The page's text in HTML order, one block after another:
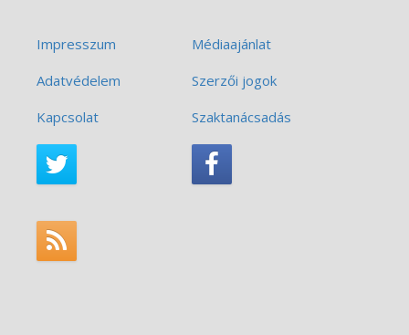
Impresszum
Médiaajánlat
Adatvédelem
Szerzői jogok
Kapcsolat
Szaktanácsadás